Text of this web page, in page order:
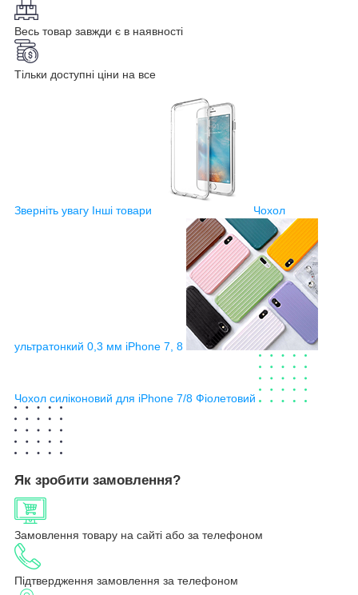
Весь товар завжди є в наявності
Тільки доступні ціни на все
Зверніть увагу Інші товари Чохол
ультратонкий 0,3 мм iPhone 7, 8
Чохол силіконовий для iPhone 7/8 Фіолетовий
Як зробити замовлення?
Замовлення товару на сайті або за телефоном
Підтвердження замовлення за телефоном